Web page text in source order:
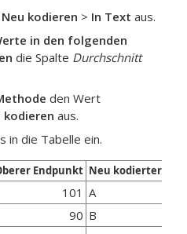
Neu kodieren > In Text aus.
in den folgenden
die Spalte Durchschnitt
den Wert
kodieren aus.
in die Tabelle ein.
Endpunkt Neu kodierter
101 A
90 B